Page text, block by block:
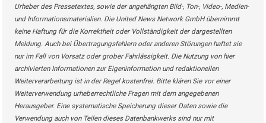
Urheber des Pressetextes, sowie der angehängten Bild-, Ton-, Video-, Medien-
und Informationsmaterialien. Die United News Network GmbH übernimmt
keine Haftung für die Korrektheit oder Vollständigkeit der dargestellten
Meldung. Auch bei Übertragungsfehlern oder anderen Störungen haftet sie
nur im Fall von Vorsatz oder grober Fahrlässigkeit. Die Nutzung von hier
archivierten Informationen zur Eigeninformation und redaktionellen
Weiterverarbeitung ist in der Regel kostenfrei. Bitte klären Sie vor einer
Weiterverwendung urheberrechtliche Fragen mit dem angegebenen
Herausgeber. Eine systematische Speicherung dieser Daten sowie die
Verwendung auch von Teilen dieses Datenbankwerks sind nur mit